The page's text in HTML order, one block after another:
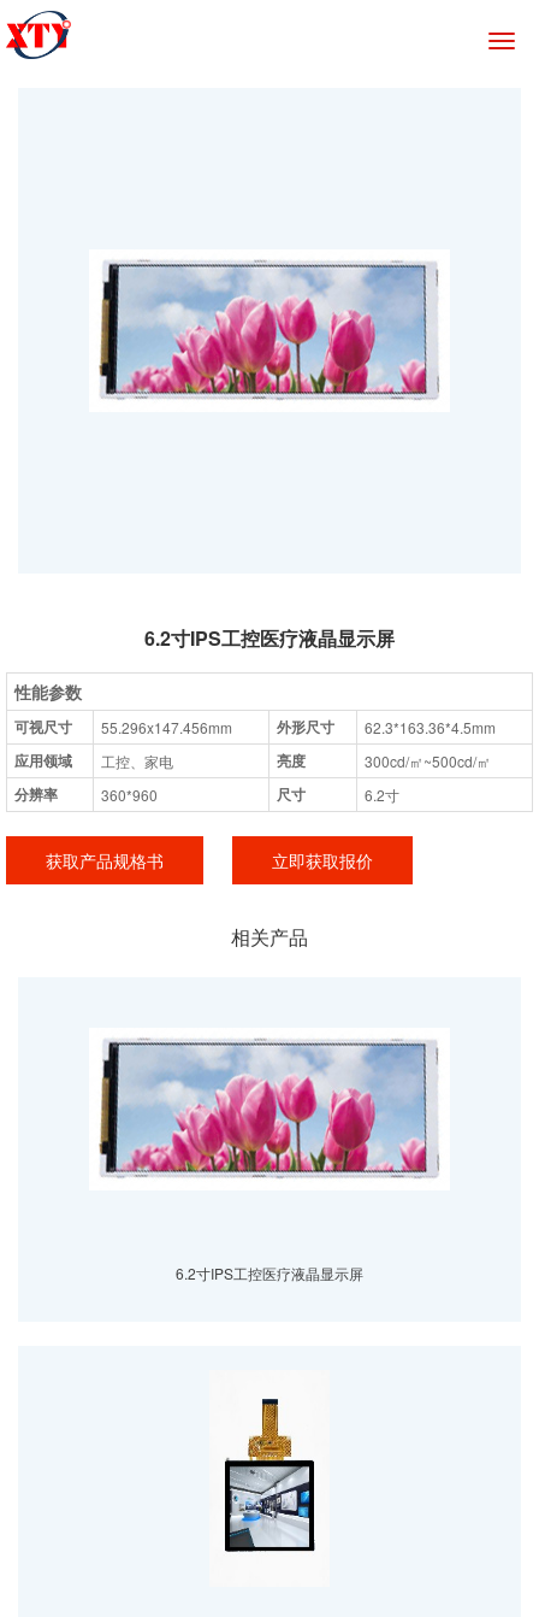
切
6.2寸IPS工控医疗液晶显示屏
性能参数
可视尺寸 55.296x147.456mm 外形尺寸 62.3*163.36*4.5mm
应用领域 工控、家电 亮度 300cd/㎡~500cd/㎡
分辨率 360*960 尺寸 6.2寸
获取产品规格书 立即获取报价
相关产品
6.2寸IPS工控医疗液晶显示屏